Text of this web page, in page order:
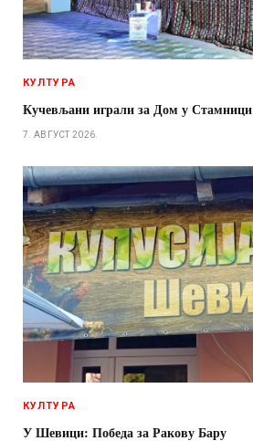
КУЛТУРА
Кучевљани играли за Дом у Стамници
7. АВГУСТ 2026.
КУЛТУРА
У Шевици: Победа за Ракову Бару